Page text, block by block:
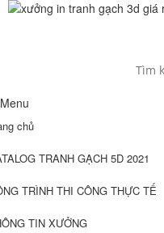
Menu
chủ
TRANH GẠCH 5D 2021
TRÌNH THI CÔNG THỰC TẾ
TIN XƯỞNG